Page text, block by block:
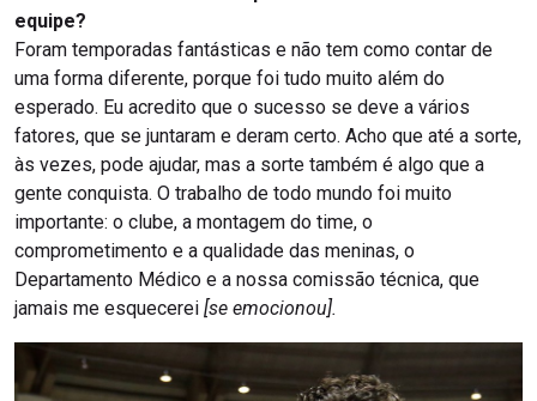
equipe?
Foram temporadas fantásticas e não tem como contar de
uma forma diferente, porque foi tudo muito além do
esperado. Eu acredito que o sucesso se deve a vários
fatores, que se juntaram e deram certo. Acho que até a sorte,
às vezes, pode ajudar, mas a sorte também é algo que a
gente conquista. O trabalho de todo mundo foi muito
importante: o clube, a montagem do time, o
comprometimento e a qualidade das meninas, o
Departamento Médico e a nossa comissão técnica, que
jamais me esquecerei [se emocionou].